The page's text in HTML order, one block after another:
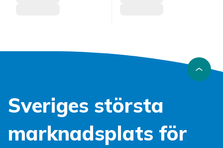
Sveriges största
marknadsplats för